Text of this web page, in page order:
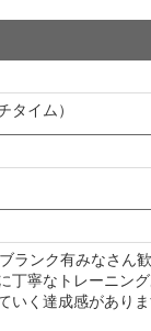
タイム）
ランク有みなさん
丁寧なトレーニング
いく達成感がありま